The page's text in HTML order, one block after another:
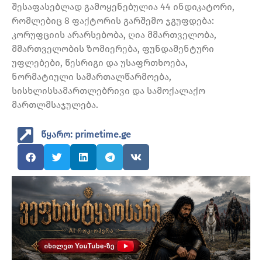
შესაფასებლად გამოყენებულია 44 ინდიკატორი,
რომლებიც 8 ფაქტორის გარშემო ჯგუფდება:
კორუფციის არარსებობა, ღია მმართველობა,
მმართველობის ზომიერება, ფუნდამენტური
უფლებები, წესრიგი და უსაფრთხოება,
ნორმატიული სამართალწარმოება,
სისხლისსამართლებრივი და სამოქალაქო
მართლმსაჯულება.
წყარო: primetime.ge